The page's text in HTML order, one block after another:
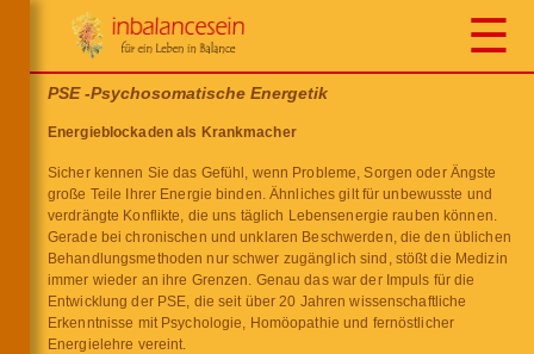
PSE -Psychosomatische Energetik
Energieblockaden als Krankmacher
Sicher kennen Sie das Gefühl, wenn Probleme, Sorgen oder Ängste
große Teile Ihrer Energie binden. Ähnliches gilt für unbewusste und
verdrängte Konflikte, die uns täglich Lebensenergie rauben können.
Gerade bei chronischen und unklaren Beschwerden, die den üblichen
Behandlungsmethoden nur schwer zugänglich sind, stößt die Medizin
immer wieder an ihre Grenzen. Genau das war der Impuls für die
Entwicklung der PSE, die seit über 20 Jahren wissenschaftliche
Erkenntnisse mit Psychologie, Homöopathie und fernöstlicher
Energielehre vereint.
☰